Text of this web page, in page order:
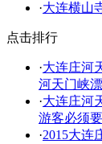
·大连横山
点击排行
·大连庄河
河天门峡
·大连庄河
游客必须
·2015大连